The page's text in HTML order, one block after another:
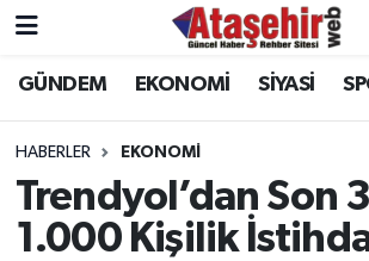
GÜNDEM EKONOMİ SİYASİ
HABERLER EKONOMİ
Trendyol’dan Son
1.000 Kişilik
Hava Durumu
Trafik Durumu
Süper Lig Puan Durumu ve